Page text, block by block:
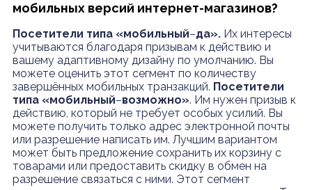
мобильных версий интернет-магазинов?
Посетители типа «мобильный–да». Их интересы
учитываются благодаря призывам к действию и
вашему адаптивному дизайну по умолчанию. Вы
можете оценить этот сегмент по количеству
завершённых мобильных транзакций. Посетители
типа «мобильный–возможно». Им нужен призыв к
действию, который не требует особых усилий. Вы
можете получить только адрес электронной почты
или разрешение написать им. Лучшим вариантом
может быть предложение сохранить их корзину с
товарами или предоставить скидку в обмен на
разрешение связаться с ними. Этот сегмент